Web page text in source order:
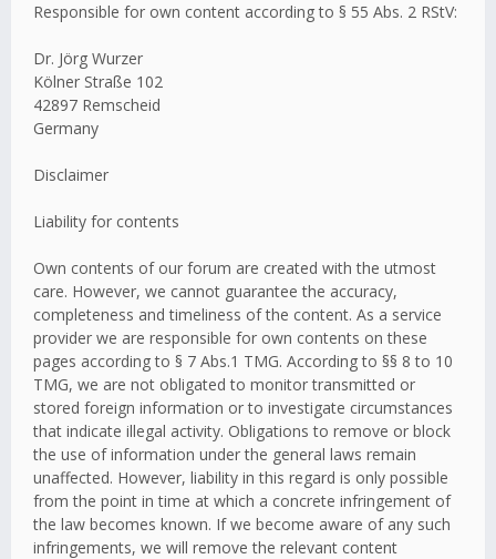
Responsible for own content according to § 55 Abs. 2 RStV:
Dr. Jörg Wurzer
Kölner Straße 102
42897 Remscheid
Germany
Disclaimer
Liability for contents
Own contents of our forum are created with the utmost
care. However, we cannot guarantee the accuracy,
completeness and timeliness of the content. As a service
provider we are responsible for own contents on these
pages according to § 7 Abs.1 TMG. According to §§ 8 to 10
TMG, we are not obligated to monitor transmitted or
stored foreign information or to investigate circumstances
that indicate illegal activity. Obligations to remove or block
the use of information under the general laws remain
unaffected. However, liability in this regard is only possible
from the point in time at which a concrete infringement of
the law becomes known. If we become aware of any such
infringements, we will remove the relevant content